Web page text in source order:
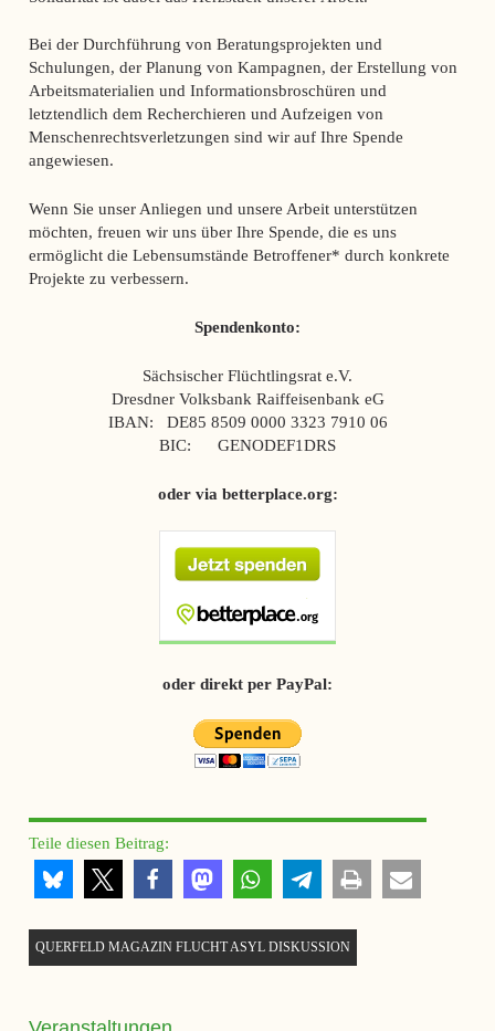
Bei der Durchführung von Beratungsprojekten und
Schulungen, der Planung von Kampagnen, der Erstellung von
Arbeitsmaterialien und Informationsbroschüren und
letztendlich dem Recherchieren und Aufzeigen von
Menschenrechtsverletzungen sind wir auf Ihre Spende
angewiesen.
Wenn Sie unser Anliegen und unsere Arbeit unterstützen
möchten, freuen wir uns über Ihre Spende, die es uns
ermöglicht die Lebensumstände Betroffener* durch konkrete
Projekte zu verbessern.
Spendenkonto:
Sächsischer Flüchtlingsrat e.V.
Dresdner Volksbank Raiffeisenbank eG
IBAN: DE85 8509 0000 3323 7910 06
BIC: GENODEF1DRS
oder via betterplace.org:
oder direkt per PayPal:
Teile diesen Beitrag:
QUERFELD MAGAZIN FLUCHT ASYL DISKUSSION